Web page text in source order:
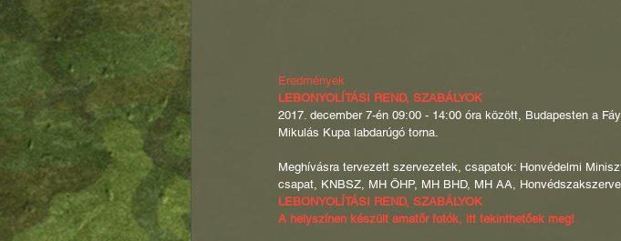
Eredmények
LEBONYOLÍTÁSI REND, SZABÁLYOK
2017. december 7-én 09:00 - 14:00 óra között, Budapesten a
Mikulás Kupa labdarúgó torna.
Meghívásra tervezett szervezetek, csapatok: Honvédelmi
csapat, KNBSZ, MH ÖHP, MH BHD, MH AA,
LEBONYOLÍTÁSI REND, SZABÁLYOK
A helyszínen készült amatőr fotók, itt tekinthetőek meg!